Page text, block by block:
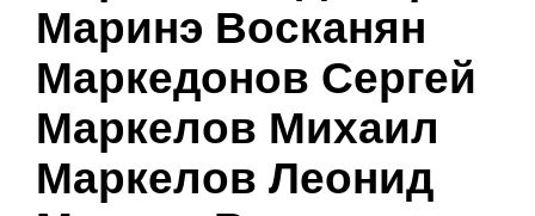
Маринэ Восканян
Маркедонов Сергей
Маркелов Михаил
Маркелов Леонид